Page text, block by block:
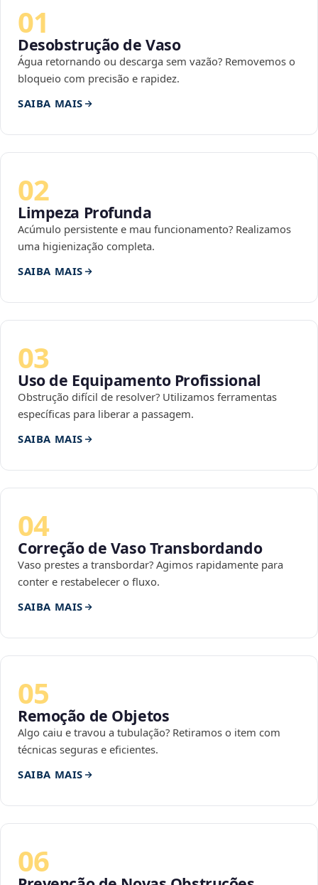
01
Desobstrução de Vaso
Água retornando ou descarga sem vazão? Removemos o
bloqueio com precisão e rapidez.
SAIBA MAIS
02
Limpeza Profunda
Acúmulo persistente e mau funcionamento? Realizamos
uma higienização completa.
SAIBA MAIS
03
Uso de Equipamento Profissional
Obstrução difícil de resolver? Utilizamos ferramentas
específicas para liberar a passagem.
SAIBA MAIS
04
Correção de Vaso Transbordando
Vaso prestes a transbordar? Agimos rapidamente para
conter e restabelecer o fluxo.
SAIBA MAIS
05
Remoção de Objetos
Algo caiu e travou a tubulação? Retiramos o item com
técnicas seguras e eficientes.
SAIBA MAIS
06